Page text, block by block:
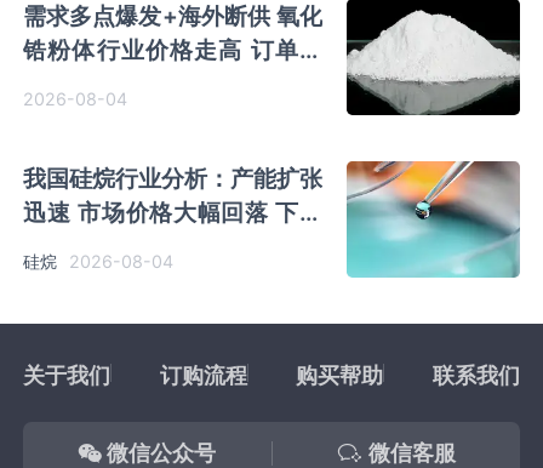
需求多点爆发+海外断供 氧化
锆粉体行业价格走高 订单将
2026-08-04
我国硅烷行业分析：产能扩张
迅速 市场价格大幅回落 下游
应用场景广阔
硅烷 2026-08-04
关于我们 订购流程 购买帮助 联系我们
微信公众号 微信客服